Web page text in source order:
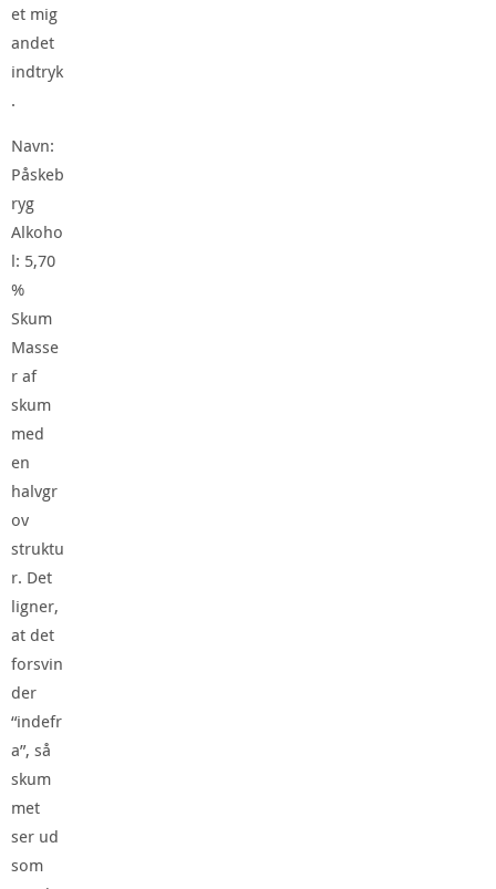
et mig
andet
indtryk
.
Navn:
Påskeb
ryg
Alkoho
l: 5,70
%
Skum
Masse
r af
skum
med
en
halvgr
ov
struktu
r. Det
ligner,
at det
forsvin
der
“indefr
a”, så
skum
met
ser ud
som